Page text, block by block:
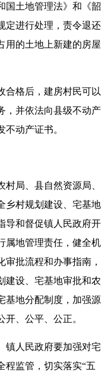
国土地管理法》和《韶
定进行处理，责令退还
用的土地上新建的房屋
格后，建房村民可以
，并依法向县级不动产
动产证书。
局、县自然资源局、
乡村规划建设、宅基地
导和督促镇人民政府开
属地管理责任，健全机
批流程和办事指南，
建设、宅基地审批和农
基地分配制度，加强源
、公平、公正。
人民政府要加强对宅
程监管，切实落实“五